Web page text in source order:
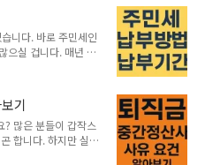
미래적금 일반형 수
지 바로 확인하기▶▶
란 무엇이며, 왜
를 소득 순서대로 나
말하고, 중위소
과 달리 극단적인
진 중위소득 100%를
니다. 바로 주민세인
으실 겁니다. 매년 반
민세는 누가 내야 하
을 깔끔하게 정리해
다. 주민세 계산기
쉽게 말해, 지역에
니다. 국세청에 내는
치단체에 납부하는
기
? 많은 분들이 갑작스
합니다. 하지만 실제
으로는 불가능하고,